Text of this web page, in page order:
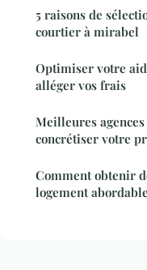
5 raisons de
courtier à mirabel
Optimiser votre
alléger vos frais
Meilleures
concrétiser votre
Comment obtenir
logement